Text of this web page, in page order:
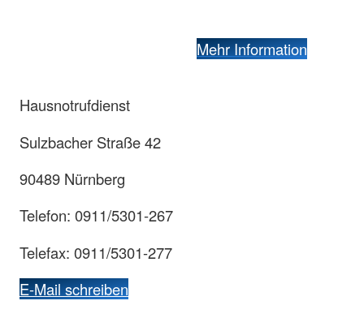
Mehr Information
Hausnotrufdienst
Sulzbacher Straße 42
90489 Nürnberg
Telefon: 0911/5301-267
Telefax: 0911/5301-277
E-Mail schreiben